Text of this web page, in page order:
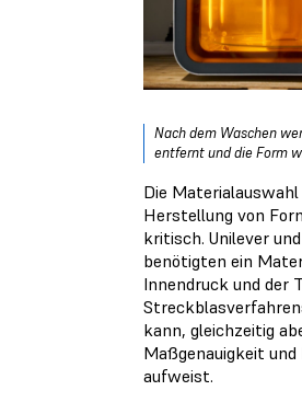
Nach dem Waschen
entfernt und die Form
Die
Herstellung von
kritisch. Unilever
benötigten ein
Innendruck und der
kann, gleichzeitig
Maßgenauigkeit
aufweist.